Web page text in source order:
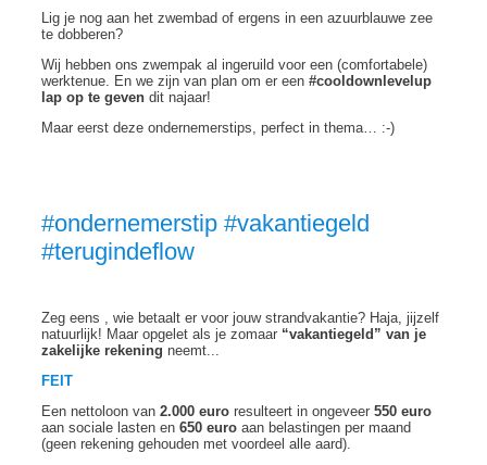
Lig je nog aan het zwembad of ergens in een azuurblauwe zee
te dobberen?
Wij hebben ons zwempak al ingeruild voor een (comfortabele)
werktenue. En we zijn van plan om er een #cooldownlevelup
lap op te geven dit najaar!
Maar eerst deze ondernemerstips, perfect in thema… :-)
#ondernemerstip #vakantiegeld
#terugindeflow
Zeg eens , wie betaalt er voor jouw strandvakantie? Haja, jijzelf
natuurlijk! Maar opgelet als je zomaar “vakantiegeld” van je
zakelijke rekening neemt...
FEIT
Een nettoloon van 2.000 euro resulteert in ongeveer 550 euro
aan sociale lasten en 650 euro aan belastingen per maand
(geen rekening gehouden met voordeel alle aard).